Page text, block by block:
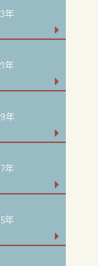
年
年
年
年
年